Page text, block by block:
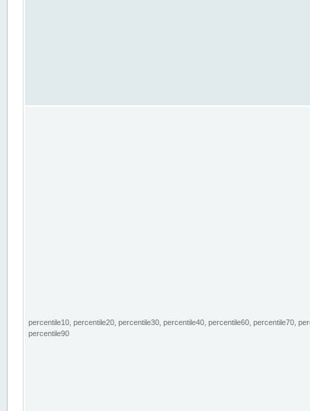
percentile10, percentile20, percentile30, percentile40, percentile60, percentile70,
percentile90